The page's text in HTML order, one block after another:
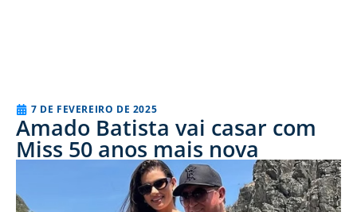
7 DE FEVEREIRO DE 2025
Amado Batista vai casar com
Miss 50 anos mais nova